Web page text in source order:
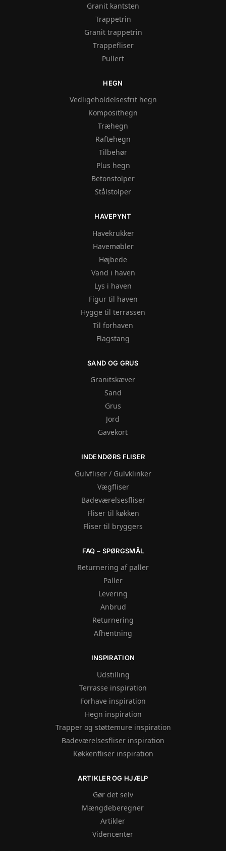
Granit kantsten
Trappetrin
Granit trappetrin
Trappefliser
Pullert
HEGN
Vedligeholdelsesfrit hegn
Komposithegn
Træhegn
Raftehegn
Tilbehør
Plus hegn
Betonstolper
Stålstolper
HAVEPYNT
Havekrukker
Havemøbler
Højbede
Vand i haven
Lys i haven
Figur til haven
Hygge til terrassen
Til forhaven
Flagstang
SAND OG GRUS
Granitskæver
Sand
Grus
Jord
Gavekort
INDENDØRS FLISER
Gulvfliser / Gulvklinker
Vægfliser
Badeværelsesfliser
Fliser til køkken
Fliser til bryggers
FAQ – SPØRGSMÅL
Returnering af paller
Paller
Levering
Anbrud
Returnering
Afhentning
INSPIRATION
Udstilling
Terrasse inspiration
Forhave inspiration
Hegn inspiration
Trapper og støttemure inspiration
Badeværelsesfliser inspiration
Køkkenfliser inspiration
ARTIKLER OG HJÆLP
Gør det selv
Mængdeberegner
Artikler
Videncenter